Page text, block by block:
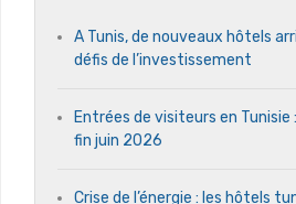
A Tunis, de nouveaux hôtels
défis de l’investissement
Entrées de visiteurs en
fin juin 2026
Crise de l’énergie : les hôtels